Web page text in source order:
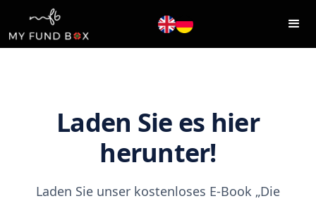
Laden Sie es hier
herunter!
Laden Sie unser kostenloses E-Book „Die